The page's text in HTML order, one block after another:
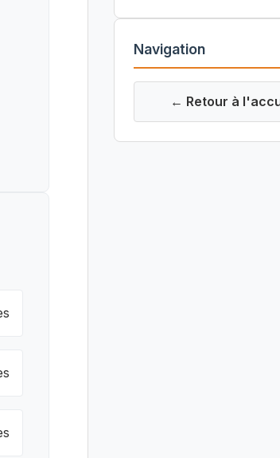
Navigation
← Retour à